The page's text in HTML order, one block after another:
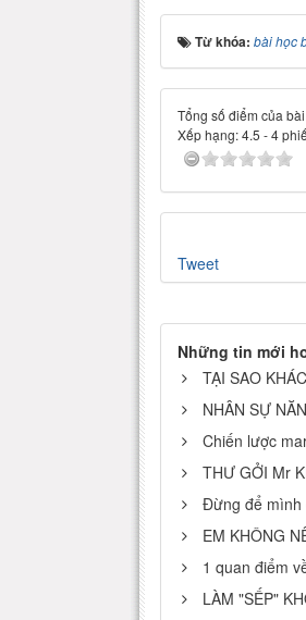
Từ khóa: bài học
Tổng số điểm của
Xếp hạng:4.5 -4
Tweet
Những tin mới
TẠI SAO
NHÂN SỰ
Chiến lược
THƯ GỞI Mr
Đừng để mình
EM KHÔNG
1 quan điểm
LÀM "SẾP"